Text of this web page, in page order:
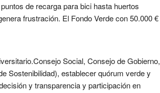
de recarga para bici hasta huertos
frustración. El Fondo Verde con 50.000 €
Social, Consejo de Gobierno,
Sostenibilidad), establecer quórum verde y
y transparencia y participación en